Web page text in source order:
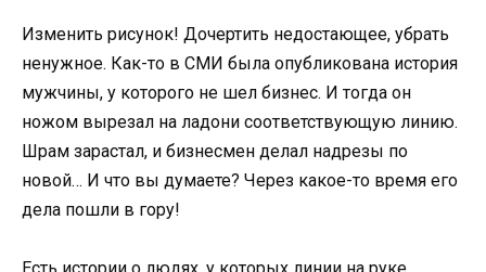
Изменить рисунок! Дочертить недостающее, убрать
ненужное. Как-то в СМИ была опубликована история
мужчины, у которого не шел бизнес. И тогда он
ножом вырезал на ладони соответствующую линию.
Шрам зарастал, и бизнесмен делал надрезы по
новой… И что вы думаете? Через какое-то время его
дела пошли в гору!